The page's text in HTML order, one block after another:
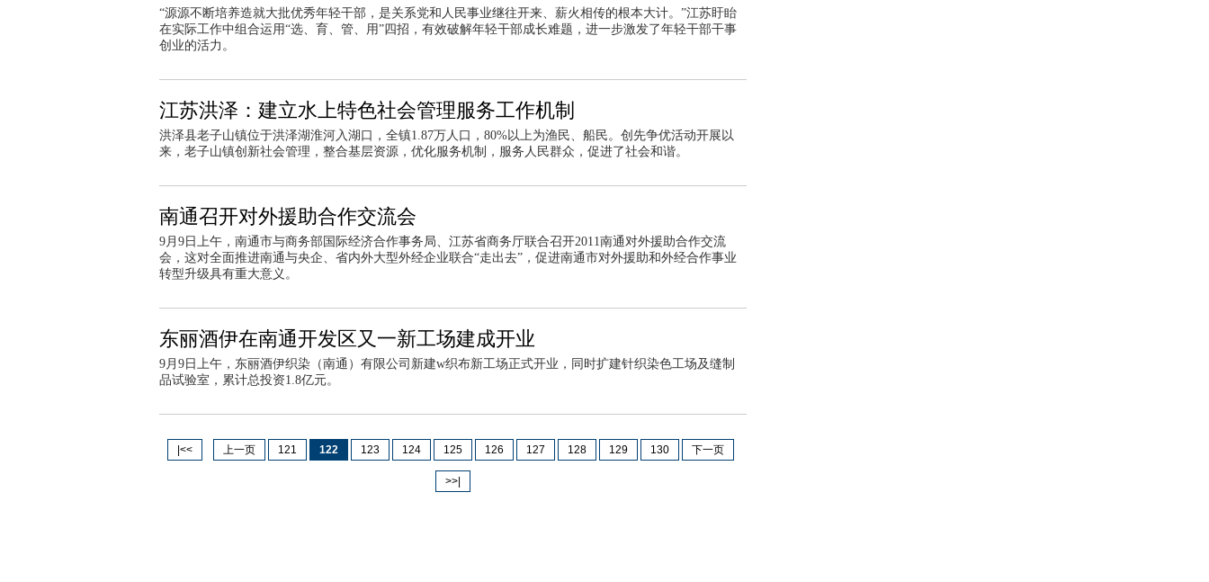
“源源不断培养造就大批优秀年轻干部，是关系党和人民事业继往开来、薪火相传的根本大计。”江苏盱眙
在实际工作中组合运用“选、育、管、用”四招，有效破解年轻干部成长难题，进一步激发了年轻干部干事
创业的活力。
江苏洪泽：建立水上特色社会管理服务工作机制
洪泽县老子山镇位于洪泽湖淮河入湖口，全镇1.87万人口，80%以上为渔民、船民。创先争优活动开展以
来，老子山镇创新社会管理，整合基层资源，优化服务机制，服务人民群众，促进了社会和谐。
南通召开对外援助合作交流会
9月9日上午，南通市与商务部国际经济合作事务局、江苏省商务厅联合召开2011南通对外援助合作交流
会，这对全面推进南通与央企、省内外大型外经企业联合“走出去”，促进南通市对外援助和外经合作事业
转型升级具有重大意义。
东丽酒伊在南通开发区又一新工场建成开业
9月9日上午，东丽酒伊织染（南通）有限公司新建w织布新工场正式开业，同时扩建针织染色工场及缝制
品试验室，累计总投资1.8亿元。
|<< 上一页 121 122 123 124 125 126 127 128 129 130 下一页
>>|